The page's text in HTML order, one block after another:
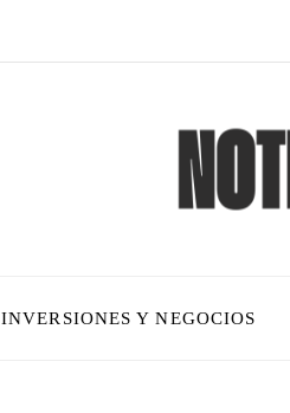
INVERSIONES Y NEGOCIOS